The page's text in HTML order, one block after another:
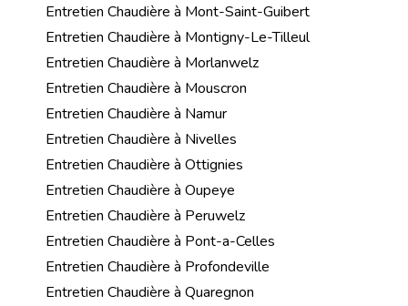
Entretien Chaudière à Mont-Saint-Guibert
Entretien Chaudière à Montigny-Le-Tilleul
Entretien Chaudière à Morlanwelz
Entretien Chaudière à Mouscron
Entretien Chaudière à Namur
Entretien Chaudière à Nivelles
Entretien Chaudière à Ottignies
Entretien Chaudière à Oupeye
Entretien Chaudière à Peruwelz
Entretien Chaudière à Pont-a-Celles
Entretien Chaudière à Profondeville
Entretien Chaudière à Quaregnon